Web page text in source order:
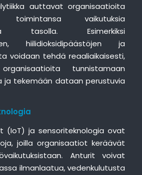
auttavat organisaatioita
toimintansa vaikutuksia
tasolla. Esimerkiksi
hiilidioksidipäästöjen ja
voidaan tehdä reaaliaikaisesti,
tunnistamaan
ja tekemään dataan perustuvia
(IoT) ja sensoriteknologia ovat
joilla organisaatiot keräävät
Anturit voivat
ilmanlaatua, vedenkulutusta